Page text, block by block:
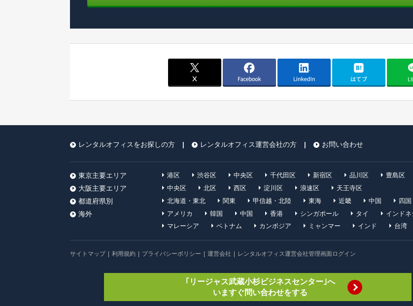
｢リージャス武蔵小杉ビジネスセンター｣へ
いますぐ問い合わせをする
レンタルオフィスをお探しの方 レンタルオフィス運営会社の方 お問い合わせ
東京主要エリア 港区 渋谷区 中央区 千代田区 新宿区 品川区 豊島区
大阪主要エリア 中央区 北区 西区 淀川区 浪速区 天王寺区
都道府県別 北海道・東北 関東 甲信越・北陸 東海 近畿 中国 四国
海外 アメリカ 韓国 中国 香港 シンガポール タイ インドネ
マレーシア
ベトナム カンボジア ミャンマー インド 台湾
サイトマップ | 利用規約 | プライバシーポリシー | 運営会社 | レンタルオフィス運営会社管理画面ログイン